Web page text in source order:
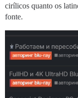
cirílicos quanto os
fonte.